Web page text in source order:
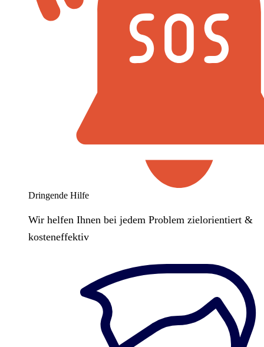
Dringende Hilfe
Wir helfen Ihnen bei jedem Problem zielorientiert &
kosteneffektiv